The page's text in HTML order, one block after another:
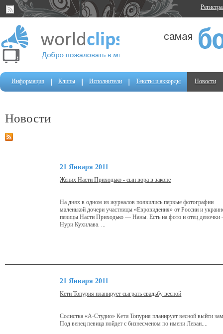
Информация Клипы Исполнители Тексты и аккорды Новости
Новости
21 Января 2011
Жених Насти Приходько - сын вора в законе
На днях в одном из журналов появились первые фотографии
маленькой дочери участницы «Евровидения» от России и
певицы Насти Приходько — Наны. Есть на фото и отец
Нури Кухилава. ...
21 Января 2011
Кети Топурия планирует сыграть свадьбу весной
Солистка «А-Студио» Кети Топурия планирует весной выйти
Под венец певица пойдет с бизнесменом по имени Леван....